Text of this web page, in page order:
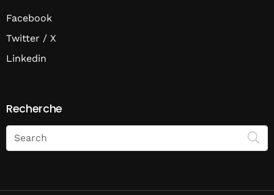
Facebook
Twitter / X
Linkedin
Recherche
Search
on
Economie